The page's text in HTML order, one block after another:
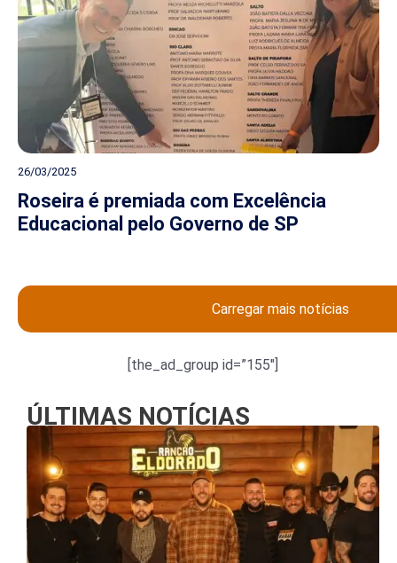
26/03/2025
Roseira é premiada com Excelência
Educacional pelo Governo de SP
Carregar mais notícias
[the_ad_group id=”155″]
ÚLTIMAS NOTÍCIAS